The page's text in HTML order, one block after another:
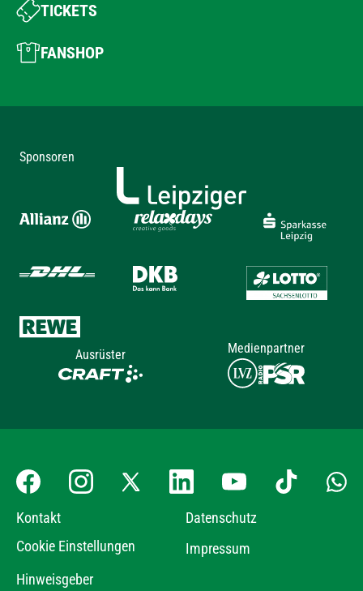
TICKETS
FANSHOP
Sponsoren
Ausrüster Medienpartner
Kontakt
Datenschutz
Cookie Einstellungen
Impressum
Hinweisgeber